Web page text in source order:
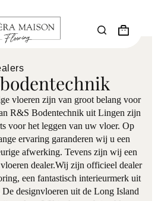
vloeren zijn van groot belang voor
R&S Bodentechnik uit Lingen zijn
voor het leggen van uw vloer. Op
ervaring garanderen wij u een
afwerking. Tevens zijn wij een
dealer.Wij zijn officieel dealer
een fantastisch interieurmerk uit
designvloeren uit de Long Island